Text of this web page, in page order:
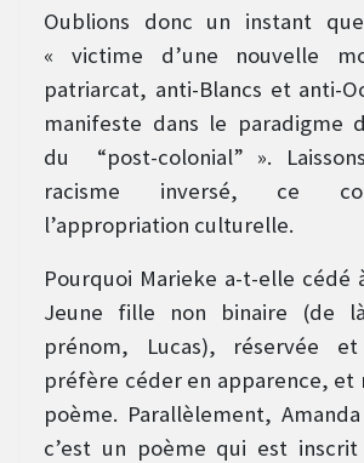
Oublions donc un instant
« victime d’une nouvelle
patriarcat, anti-Blancs et anti-
manifeste dans le paradigme
du “post-colonial” ».
racisme inversé, ce
l’appropriation culturelle.
Pourquoi Marieke a-t-elle cédé
Jeune fille non binaire (de
prénom, Lucas), réservée
préfère céder en apparence, et
poème. Parallèlement,
c’est un poème qui est